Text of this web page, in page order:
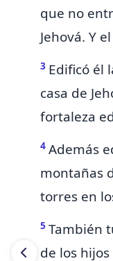
que no
Jehová. Y
3 Edificó él
casa de
fortaleza
4 Además
montañas
torres en
5 También
de los